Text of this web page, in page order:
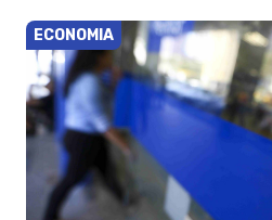
ECONOMIA